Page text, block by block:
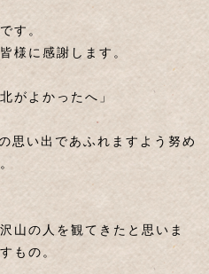
す。
様に感謝します。
がよかったへ」
思い出であふれますよう努め
山の人を観てきたと思いま
もの。